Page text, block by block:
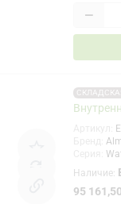
−
Наличие:
95 161,50